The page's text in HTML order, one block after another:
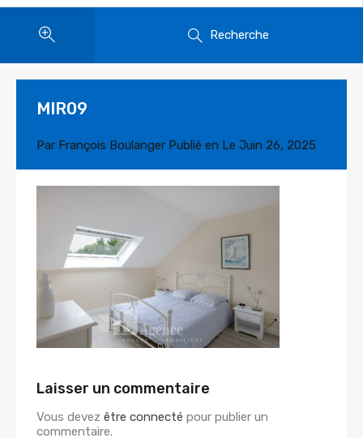
Recherche
MIR09
Par François Boulanger Publié en Le Juin 26, 2025
Laisser un commentaire
Vous devez être connecté pour publier un
commentaire.